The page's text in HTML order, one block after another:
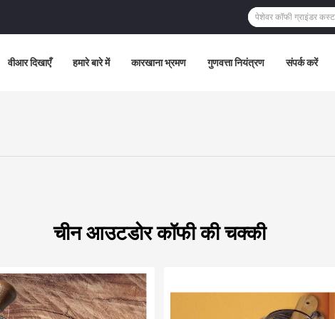
वीआर दिखाएँ हमारे बारे में कारखाना भ्रमण गुणवत्ता नियंत्रण संपर्क करें
चीन आउटडोर कॉफी की चक्की